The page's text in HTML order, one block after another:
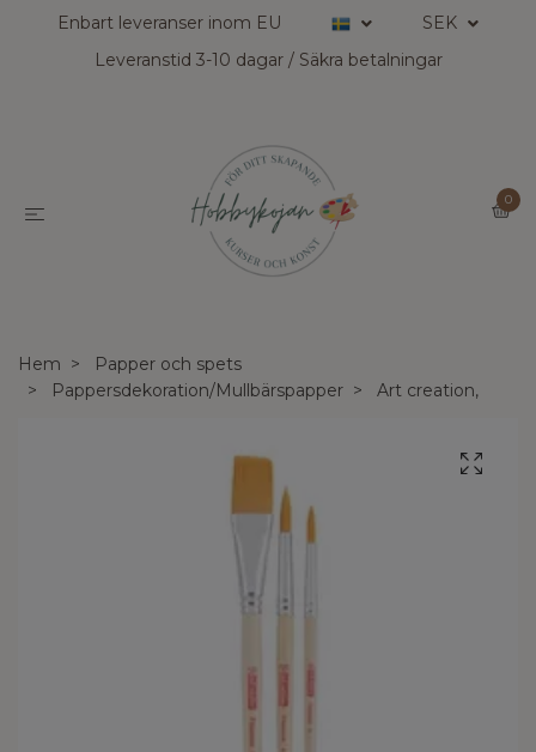
Enbart leveranser inom EU
SEK
Leveranstid 3-10 dagar / Säkra betalningar
0
Hem
Papper och spets
Pappersdekoration/Mullbärspapper
Art creation,